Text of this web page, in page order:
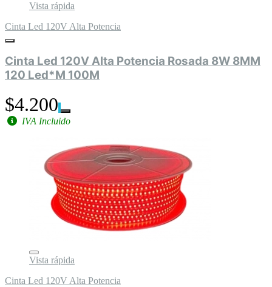
Vista rápida
Cinta Led 120V Alta Potencia
Cinta Led 120V Alta Potencia Rosada 8W 8MM
120 Led*M 100M
$4.200
IVA Incluido
Vista rápida
Cinta Led 120V Alta Potencia